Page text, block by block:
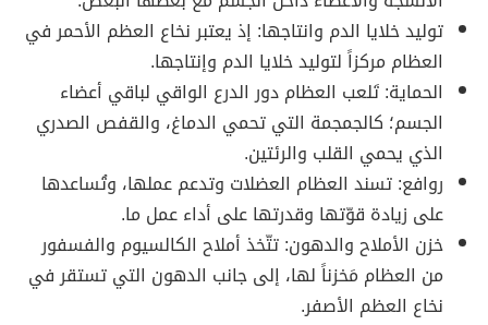
توليد خلايا الدم وانتاجها: إذ يعتبر نخاع العظم الأحمر في
العظام مركزاً لتوليد خلايا الدم وإنتاجها.
الحماية: تَلعب العظام دور الدرع الواقي لباقي أعضاء
الجسم؛ كالجمجمة التي تحمي الدماغ، والقفص الصدري
الذي يحمي القلب والرئتين.
روافع: تسند العظام العضلات وتدعم عملها، وتُساعدها
على زيادة قوّتها وقدرتها على أداء عمل ما.
خزن الأملاح والدهون: تتّخذ أملاح الكالسيوم والفسفور
من العظام مَخزناً لها، إلى جانب الدهون التي تستقر في
نخاع العظم الأصفر.